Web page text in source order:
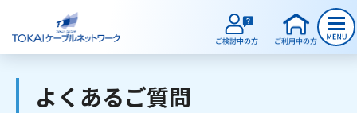
ご検討中のお客様
よくあるご質問